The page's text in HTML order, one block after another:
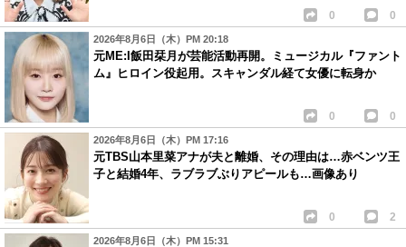
0 0
2026年8月6日（木）PM 20:18
元ME:I飯田栞月が芸能活動再開。ミュージカル『ファント
ム』ヒロイン役起用。スキャンダル経て女優に転身か
0 0
2026年8月6日（木）PM 17:16
元TBS山本里菜アナが夫と離婚、その理由は…赤ベンツ王
子と結婚4年、ラブラブぶりアピールも…画像あり
0 2
2026年8月6日（木）PM 15:31